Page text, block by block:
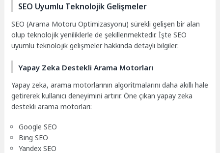
SEO Uyumlu Teknolojik Gelişmeler
SEO (Arama Motoru Optimizasyonu) sürekli gelişen bir alan
olup teknolojik yeniliklerle de şekillenmektedir. İşte SEO
uyumlu teknolojik gelişmeler hakkında detaylı bilgiler:
Yapay Zeka Destekli Arama Motorları
Yapay zeka, arama motorlarının algoritmalarını daha akıllı hale
getirerek kullanıcı deneyimini artırır. Öne çıkan yapay zeka
destekli arama motorları:
Google SEO
Bing SEO
Yandex SEO